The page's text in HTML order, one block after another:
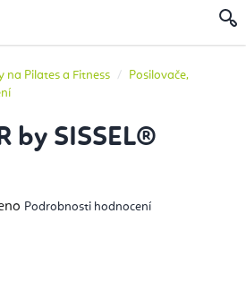
na Pilates a Fitness
Posilovače,
by SISSEL®
Podrobnosti hodnocení